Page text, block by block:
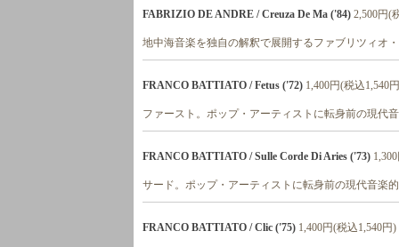
FABRIZIO DE ANDRE / Creuza De Ma ('84) 2,500円(
地中海音楽を独自の解釈で展開するファブリツィオ
FRANCO BATTIATO / Fetus ('72) 1,400円(税込1,540
ファースト。ポップ・アーティストに転身前の現代
FRANCO BATTIATO / Sulle Corde Di Aries ('73)
サード。ポップ・アーティストに転身前の現代音楽
FRANCO BATTIATO / Clic ('75) 1,400円(税込1,540円)